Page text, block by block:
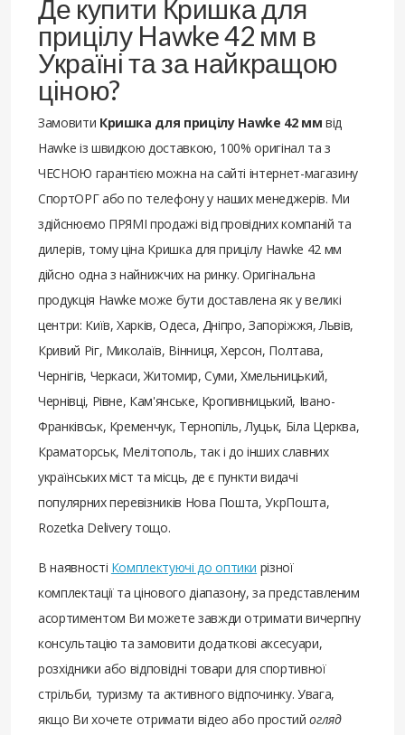
Де купити Кришка для
прицілу Hawke 42 мм в
Україні та за найкращою
ціною?
Замовити Кришка для прицілу Hawke 42 мм від
Hawke із швидкою доставкою, 100% оригінал та з
ЧЕСНОЮ гарантією можна на сайті інтернет-магазину
СпортОРГ або по телефону у наших менеджерів. Ми
здійснюємо ПРЯМІ продажі від провідних компаній та
дилерів, тому ціна Кришка для прицілу Hawke 42 мм
дійсно одна з найнижчих на ринку. Оригінальна
продукція Hawke може бути доставлена ​​як у великі
центри: Київ, Харків, Одеса, Дніпро, Запоріжжя, Львів,
Кривий Ріг, Миколаїв, Вінниця, Херсон, Полтава,
Чернігів, Черкаси, Житомир, Суми, Хмельницький,
Чернівці, Рівне, Кам'янське, Кропивницький, Івано-
Франківськ, Кременчук, Тернопіль, Луцьк, Біла Церква,
Краматорськ, Мелітополь, так і до інших славних
українських міст та місць, де є пункти видачі
популярних перевізників Нова Пошта, УкрПошта,
Rozetka Delivery тощо.
В наявності Комплектуючі до оптики різної
комплектації та цінового діапазону, за представленим
асортиментом Ви можете завжди отримати вичерпну
консультацію та замовити додаткові аксесуари,
розхідники або відповідні товари для спортивної
стрільби, туризму та активного відпочинку. Увага,
якщо Ви хочете отримати відео або простийогляд